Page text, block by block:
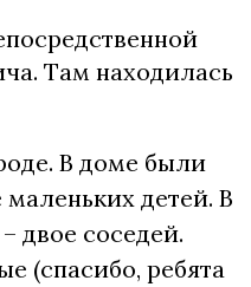
Там находилась
В доме были
детей. В
двое соседей.
(спасибо, ребята